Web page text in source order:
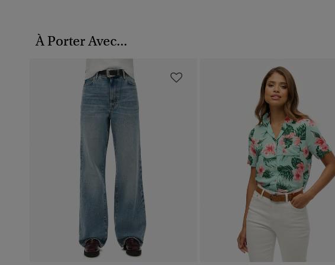
À Porter Avec...